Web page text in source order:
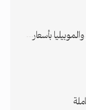
بأسعار